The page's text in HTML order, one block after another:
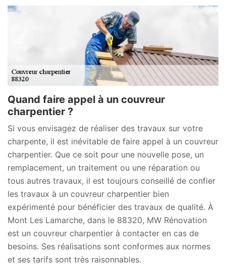
Quand faire appel à un couvreur
charpentier ?
Si vous envisagez de réaliser des travaux sur votre
charpente, il est inévitable de faire appel à un couvreur
charpentier. Que ce soit pour une nouvelle pose, un
remplacement, un traitement ou une réparation ou
tous autres travaux, il est toujours conseillé de confier
les travaux à un couvreur charpentier bien
expérimenté pour bénéficier des travaux de qualité. À
Mont Les Lamarche, dans le 88320, MW Rénovation
est un couvreur charpentier à contacter en cas de
besoins. Ses réalisations sont conformes aux normes
et ses tarifs sont très raisonnables.